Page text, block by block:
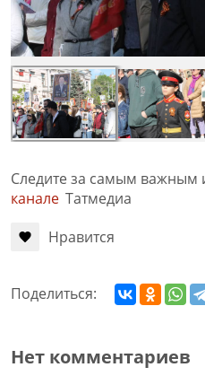
Следите за самым важным
канале Татмедиа
Нравится
Поделиться:
Нет комментариев